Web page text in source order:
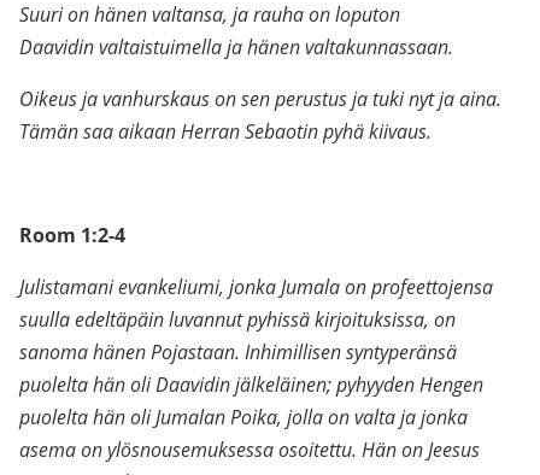
Suuri on hänen valtansa, ja rauha on loputon
Daavidin valtaistuimella ja hänen valtakunnassaan.
Oikeus ja vanhurskaus on sen perustus ja tuki nyt ja aina.
Tämän saa aikaan Herran Sebaotin pyhä kiivaus.
Room 1:2-4
Julistamani evankeliumi, jonka Jumala on profeettojensa
suulla edeltäpäin luvannut pyhissä kirjoituksissa, on
sanoma hänen Pojastaan. Inhimillisen syntyperänsä
puolelta hän oli Daavidin jälkeläinen; pyhyyden Hengen
puolelta hän oli Jumalan Poika, jolla on valta ja jonka
asema on ylösnousemuksessa osoitettu. Hän on Jeesus